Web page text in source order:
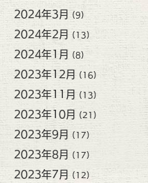
2024年3月 (9)
2024年2月 (13)
2024年1月 (8)
2023年12月 (16)
2023年11月 (13)
2023年10月 (21)
2023年9月 (17)
2023年8月 (17)
2023年7月 (12)